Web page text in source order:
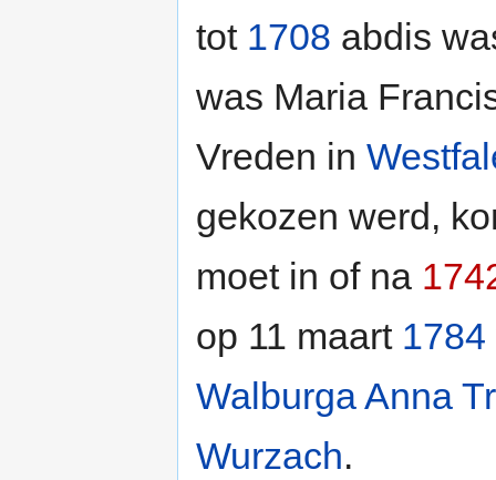
tot 1708 abdis
was Maria
Vreden in
gekozen werd,
moet in of na
op 11 maart 1784
Walburga Anna
Wurzach.